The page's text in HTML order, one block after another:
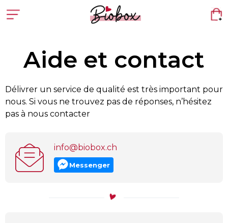
Aide et contact
Délivrer un service de qualité est très important pour
nous. Si vous ne trouvez pas de réponses, n’hésitez
pas à nous contacter
info@biobox.ch
Messenger